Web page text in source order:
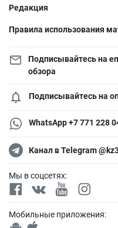
Редакция
Правила использования
Подписывайтесь на
обзора
Подписывайтесь на
WhatsApp +7 771 228
Канал в Telegram
Мы в соцсетях:
Мобильные приложения: